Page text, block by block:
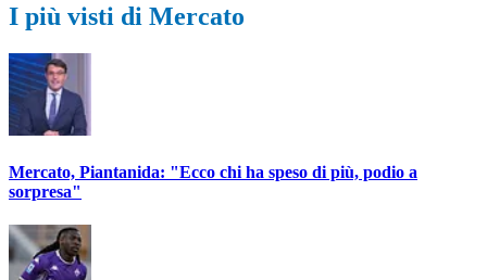
I più visti di Mercato
Mercato, Piantanida: "Ecco chi ha speso di più, podio a
sorpresa"